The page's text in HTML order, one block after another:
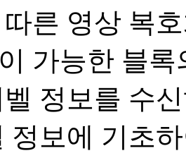
른 영상 복
가능한 블
정보를 수
정보에 기초